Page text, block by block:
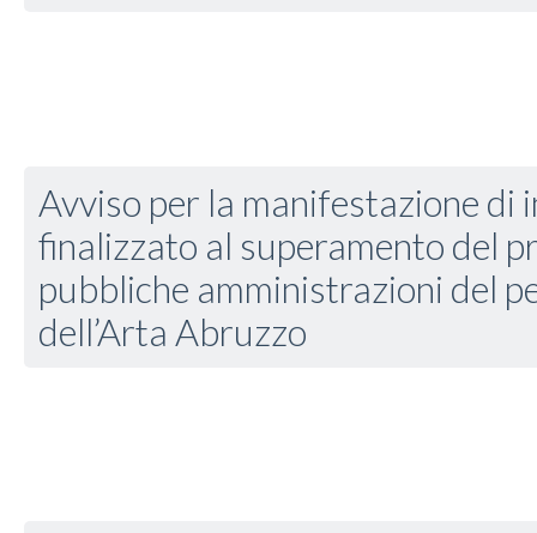
Avviso per la manifestazione di
finalizzato al superamento del
pubbliche amministrazioni del
dell’Arta Abruzzo